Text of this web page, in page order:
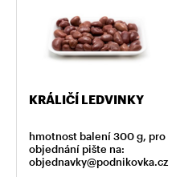
KRÁLIČÍ LEDVINKY
hmotnost balení 300 g, pro
objednání pište na:
objednavky@podnikovka.cz